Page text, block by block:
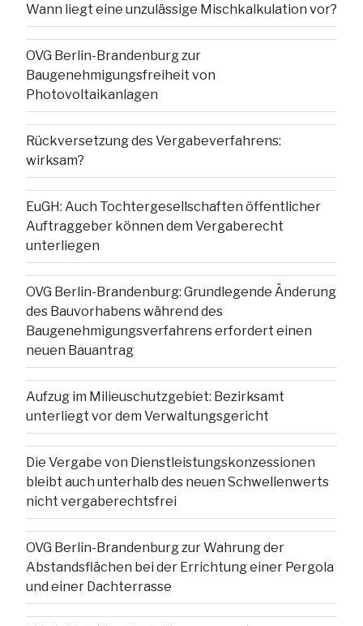
Wann liegt eine unzulässige Mischkalkulation vor?
OVG Berlin-Brandenburg zur
Baugenehmigungsfreiheit von
Photovoltaikanlagen
Rückversetzung des Vergabeverfahrens:
wirksam?
EuGH: Auch Tochtergesellschaften öffentlicher
Auftraggeber können dem Vergaberecht
unterliegen
OVG Berlin-Brandenburg: Grundlegende Änderung
des Bauvorhabens während des
Baugenehmigungsverfahrens erfordert einen
neuen Bauantrag
Aufzug im Milieuschutzgebiet: Bezirksamt
unterliegt vor dem Verwaltungsgericht
Die Vergabe von Dienstleistungskonzessionen
bleibt auch unterhalb des neuen Schwellenwerts
nicht vergaberechtsfrei
OVG Berlin-Brandenburg zur Wahrung der
Abstandsflächen bei der Errichtung einer Pergola
und einer Dachterrasse